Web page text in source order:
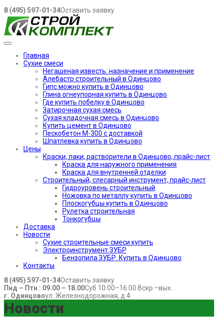
8 (495) 597-01-34Оставить заявку
Главная
Сухие смеси
Негашеная известь: назначение и применение
Алебастр строительный в Одинцово
Гипс можно купить в Одинцово
Глина огнеупорная купить в Одинцово
Где купить побелку в Одинцово
Затирочная сухая смесь
Сухая кладочная смесь в Одинцово
Купить цемент в Одинцово
Пескобетон М-300 с доставкой
Шпатлевка купить в Одинцово
Цены
Краски, лаки, растворители в Одинцово, прайс-лист
Краска для наружного применения
Краска для внутренней отделки
Строительный, слесарный инструмент, прайс-лист
Гидроуровень строительный
Ножовка по металлу купить в Одинцово
Плоскогубцы купить в Одинцово
Рулетка строительная
Тонкогубцы
Доставка
Новости
Сухие строительные смеси купить
Электроинструмент ЗУБР
Бензопила ЗУБР. Купить в Одинцово
Контакты
8 (495) 597-01-34Оставить заявку
Пнд – Птн : 09.00 – 18.00Суб 10.00–16.00 Вскр.–вых.
г. Одинцовоул. Железнодорожная, д.4
Новости